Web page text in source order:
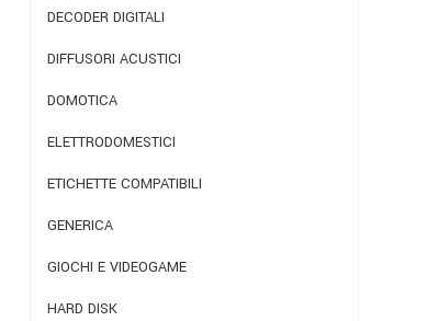
DECODER DIGITALI
DIFFUSORI ACUSTICI
DOMOTICA
ELETTRODOMESTICI
ETICHETTE COMPATIBILI
GENERICA
GIOCHI E VIDEOGAME
HARD DISK